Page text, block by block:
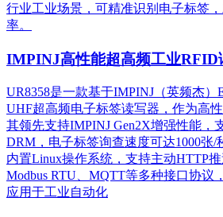
行业工业场景，可精准识别电子标签
率。
IMPINJ高性能超高频工业RFID
UR8358是一款基于IMPINJ（英频杰）
UHF超高频电子标签读写器，作为高
其领先支持IMPINJ Gen2X增强性能，
DRM，电子标签询查速度可达1000张/
内置Linux操作系统，支持主动HTTP推
Modbus RTU、MQTT等多种接口协议
应用于工业自动化